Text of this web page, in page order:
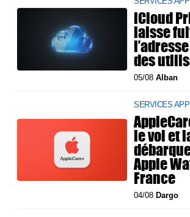
iCloud
laisse
des
05/08Alban
SERVICES
le vol et
Apple
France
04/08 Dargo